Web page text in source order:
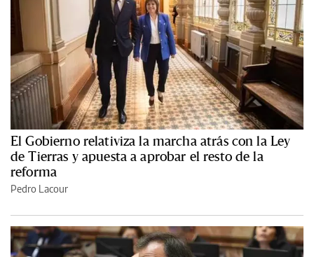
El Gobierno relativiza la marcha atrás con la Ley
de Tierras y apuesta a aprobar el resto de la
reforma
Pedro Lacour